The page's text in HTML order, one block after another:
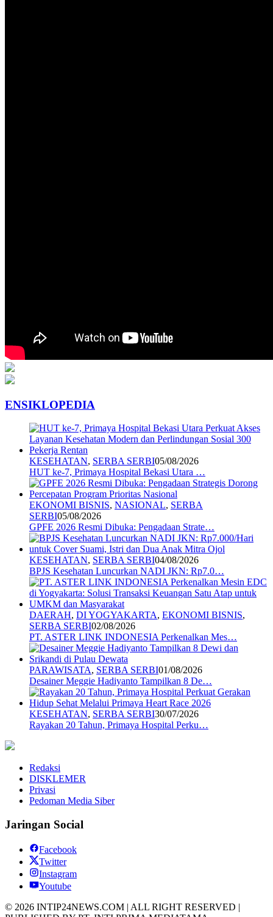
ENSIKLOPEDIA
KESEHATAN, SERBA SERBI05/08/2026
HUT ke-7, Primaya Hospital Bekasi Utara …
EKONOMI BISNIS, NASIONAL, SERBA
SERBI05/08/2026
GPFE 2026 Resmi Dibuka: Pengadaan Strate…
KESEHATAN, SERBA SERBI04/08/2026
BPJS Kesehatan Luncurkan NADI JKN: Rp7.0…
DAERAH, DI YOGYAKARTA, EKONOMI BISNIS,
SERBA SERBI02/08/2026
PT. ASTER LINK INDONESIA Perkenalkan Mes…
PARAWISATA, SERBA SERBI01/08/2026
Desainer Meggie Hadiyanto Tampilkan 8 De…
KESEHATAN, SERBA SERBI30/07/2026
Rayakan 20 Tahun, Primaya Hospital Perku…
Redaksi
DISKLEMER
Privasi
Pedoman Media Siber
Jaringan Social
Facebook
Twitter
Instagram
Youtube
© 2026 INTIP24NEWS.COM | ALL RIGHT RESERVED |